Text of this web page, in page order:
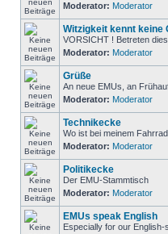
Moderator: Moderator
Witzigkeit kennt keine
VORSICHT ! Betreten
Moderator: Moderator
Grüße
An neue EMUs, an
Moderator: Moderator
Technikecke
Wo ist bei meinem
Moderator: Moderator
Politikecke
Der EMU-Stammtisch
Moderator: Moderator
EMUs speak English
Especially for our English-